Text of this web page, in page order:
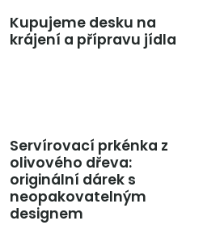
Kupujeme desku na
krájení a přípravu jídla
Servírovací prkénka z
olivového dřeva:
originální dárek s
neopakovatelným
designem